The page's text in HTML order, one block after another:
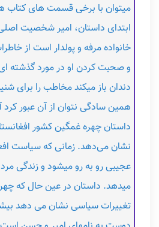
میتوان با برخی قسمت های کتاب
ابتدای داستان، امیر شخصیت
و صحبت کردن او در مورد گذشته
دندان باز میکند مخاطب را برای
همین سادگی نتوان از آن عبور کرد
داستان چهره غمگین کشور
نشان می‌دهد. زمانی که سیاست
عجیبی رو به رو میشود و زندگی
میدهد. داستان در عین حال که
تغییرات سیاسی نشان می دهد